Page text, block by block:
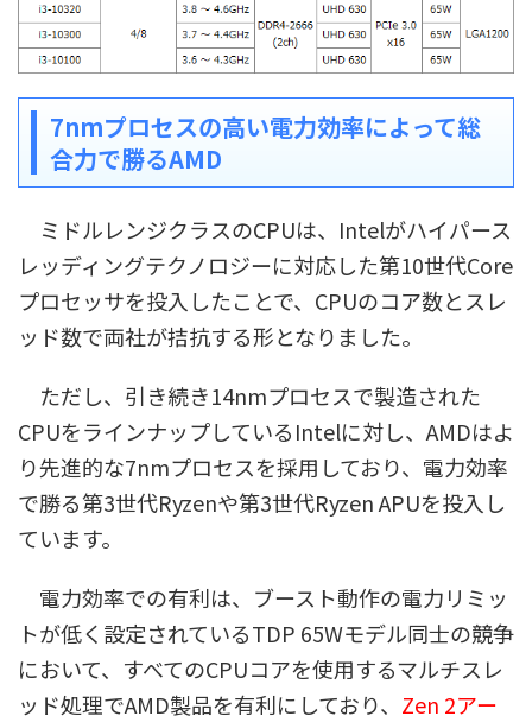
7nmプロセスの高い電力効率によって総
合力で勝るAMD
ミドルレンジクラスのCPUは、Intelがハイパース
レッディングテクノロジーに対応した第10世代Core
プロセッサを投入したことで、CPUのコア数とスレ
ッド数で両社が拮抗する形となりました。
ただし、引き続き14nmプロセスで製造された
CPUをラインナップしているIntelに対し、AMDはよ
り先進的な7nmプロセスを採用しており、電力効率
で勝る第3世代Ryzenや第3世代Ryzen APUを投入し
ています。
電力効率での有利は、ブースト動作の電力リミッ
トが低く設定されているTDP 65Wモデル同士の競争
において、すべてのCPUコアを使用するマルチスレ
ッド処理でAMD製品を有利にしており、 Zen 2アー